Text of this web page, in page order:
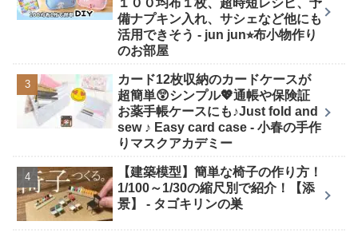
備ナプキン入れ、サシェなど他にも
活用できそう - jun jun⭐︎布小物作り
のお部屋
カード12枚収納のカードケースが
超簡単😲シンプル💖通帳や保険証
お薬手帳ケースにも♪Just fold and
sew ♪ Easy card case - 小春の手作
りマスクアカデミー
【建築模型】簡単な椅子の作り方！
1/100～1/30の縮尺別で紹介！【添
景】 - タゴキリンの巣